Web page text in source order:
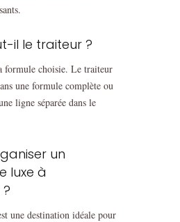
il le traiteur ?
formule choisie. Le traiteur
une formule complète ou
ligne séparée dans le
un
luxe à
une destination idéale pour